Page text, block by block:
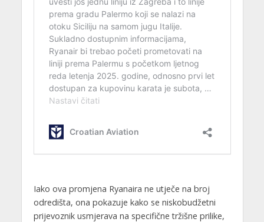
Iako ova promjena Ryanaira ne utječe na broj
odredišta, ona pokazuje kako se niskobudžetni
prijevoznik usmjerava na specifične tržišne prilike,